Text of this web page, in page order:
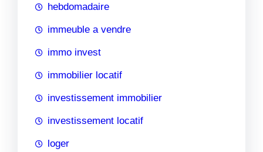
hebdomadaire
immeuble a vendre
immo invest
immobilier locatif
investissement immobilier
investissement locatif
loger